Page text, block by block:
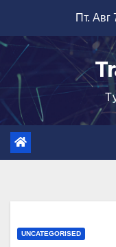
содержимому
Пт. Авг
UNCATEGORISED